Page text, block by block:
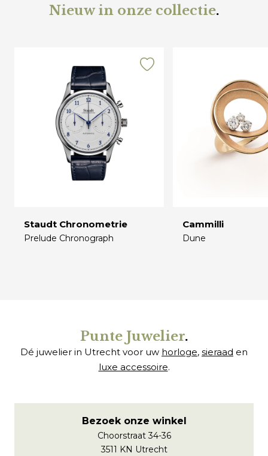
Nieuw in onze collectie.
Staudt Chronometrie
Prelude Chronograph
Cammilli
Dune
Punte Juwelier.
Dé juwelier in Utrecht voor uw horloge, sieraad en
luxe accessoire.
Bezoek onze winkel
Choorstraat 34-36
3511 KN Utrecht